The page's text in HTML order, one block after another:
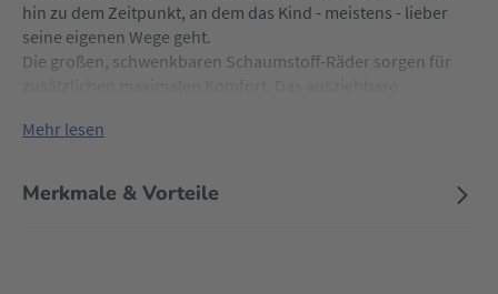
hin zu dem Zeitpunkt, an dem das Kind - meistens - lieber
seine eigenen Wege geht.
Die großen, schwenkbaren Schaumstoff-Räder sorgen für
das Kind außerdem vor Sonne, Wind und Regen. Ganz egal
verspricht jede Menge Flexibilität.
Mehr lesen
Merkmale & Vorteile